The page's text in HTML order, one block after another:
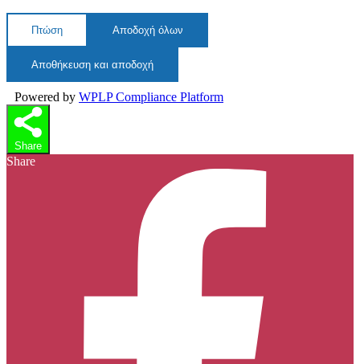
Πτώση Αποδοχή όλων
Αποθήκευση και αποδοχή
Powered by WPLP Compliance Platform
Share
Share